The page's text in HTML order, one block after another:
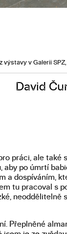
David
výstavy v Galerii
práci, ale také
po úmrtí
a dospíváním,
tu pracoval s
neoddělitelně
Přeplněné